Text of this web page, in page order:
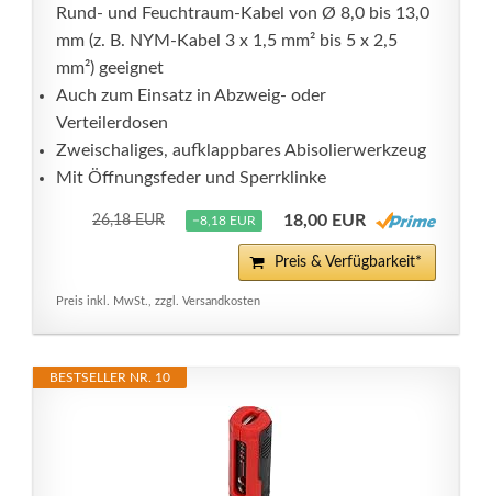
Rund- und Feuchtraum-Kabel von Ø 8,0 bis 13,0
mm (z. B. NYM-Kabel 3 x 1,5 mm² bis 5 x 2,5
mm²) geeignet
Auch zum Einsatz in Abzweig- oder
Verteilerdosen
Zweischaliges, aufklappbares Abisolierwerkzeug
Mit Öffnungsfeder und Sperrklinke
26,18 EUR −8,18 EUR 18,00 EUR
Preis & Verfügbarkeit*
Preis inkl. MwSt., zzgl. Versandkosten
BESTSELLER NR. 10